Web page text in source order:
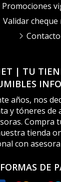
| TU
años, nos
y tóneres de
Compra
tienda
con
FORMAS DE
Promociones
Validar cheque
Contacto